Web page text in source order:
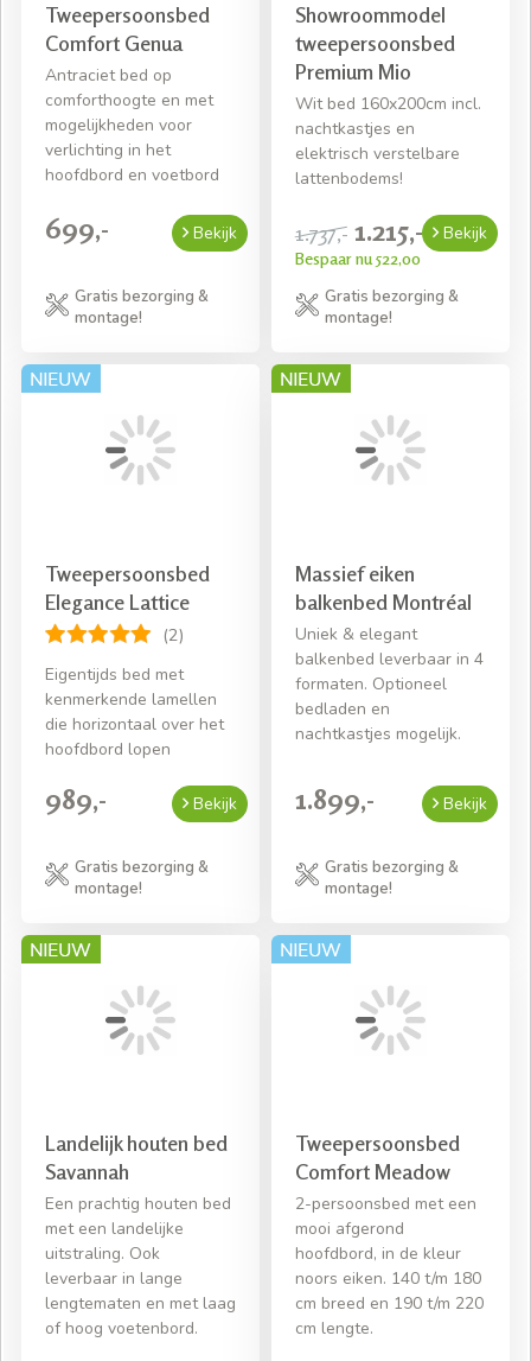
Tweepersoonsbed
Comfort Genua
Antraciet bed op
comforthoogte en met
mogelijkheden voor
verlichting in het
hoofdbord en voetbord
699,- Bekijk
Gratis bezorging &
montage!
Showroommodel
tweepersoonsbed
Premium Mio
Wit bed 160x200cm incl.
nachtkastjes en
elektrisch verstelbare
lattenbodems!
1.737,- 1.215,-
Bespaar nu 522,00
Bekijk
Gratis bezorging &
montage!
Tweepersoonsbed
Elegance Lattice
(2)
Eigentijds bed met
kenmerkende lamellen
die horizontaal over het
hoofdbord lopen
989,- Bekijk
Gratis bezorging &
montage!
Massief eiken
balkenbed Montréal
Uniek & elegant
balkenbed leverbaar in 4
formaten. Optioneel
bedladen en
nachtkastjes mogelijk.
1.899,- Bekijk
Gratis bezorging &
montage!
Landelijk houten bed
Savannah
Een prachtig houten bed
met een landelijke
uitstraling. Ook
leverbaar in lange
lengtematen en met laag
of hoog voetenbord.
Tweepersoonsbed
Comfort Meadow
2-persoonsbed met een
mooi afgerond
hoofdbord, in de kleur
noors eiken. 140 t/m 180
cm breed en 190 t/m 220
cm lengte.